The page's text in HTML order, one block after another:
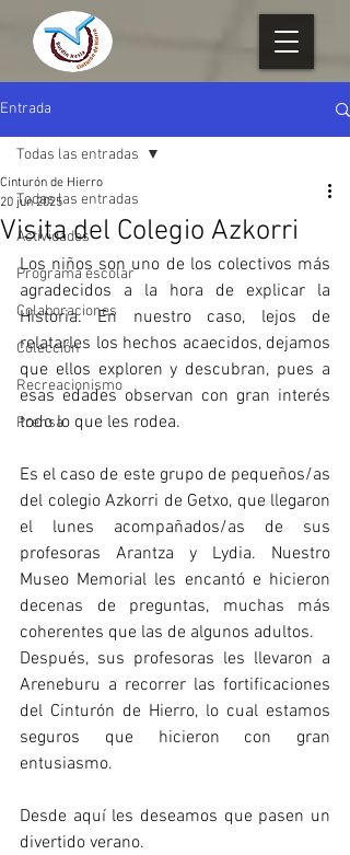
Entrada
Todas las entradas
Actividades
Programa escolar
Colaboraciones
Colección
Recreacionismo
Prensa
Todas las entradas
Visita del Colegio Azkorri
Cinturón de Hierro
20 jun 2025
Los niños son uno de los colectivos más
agradecidos a la hora de explicar la
Historia. En nuestro caso, lejos de
relatarles los hechos acaecidos, dejamos
que ellos exploren y descubran, pues a
esas edades observan con gran interés
todo lo que les rodea.
Es el caso de este grupo de pequeños/as
del colegio Azkorri de Getxo, que llegaron
el lunes acompañados/as de sus
profesoras Arantza y Lydia. Nuestro
Museo Memorial les encantó e hicieron
decenas de preguntas, muchas más
coherentes que las de algunos adultos.
Después, sus profesoras les llevaron a
Areneburu a recorrer las fortificaciones
del Cinturón de Hierro, lo cual estamos
seguros que hicieron con gran
entusiasmo.
Desde aquí les deseamos que pasen un
divertido verano.